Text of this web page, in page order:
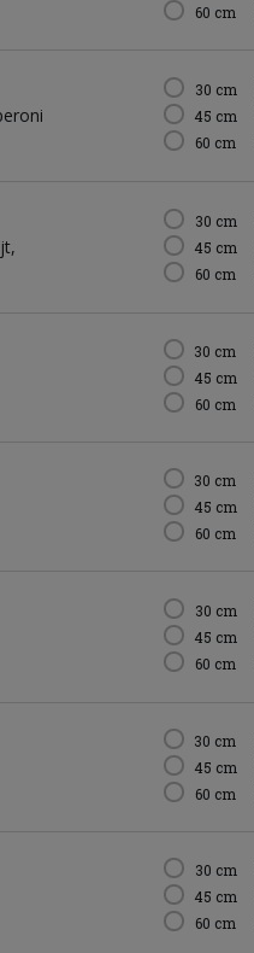
60 cm
30 cm
45 cm
60 cm
30 cm
45 cm
60 cm
30 cm
45 cm
60 cm
30 cm
45 cm
60 cm
30 cm
45 cm
60 cm
30 cm
45 cm
60 cm
30 cm
45 cm
60 cm